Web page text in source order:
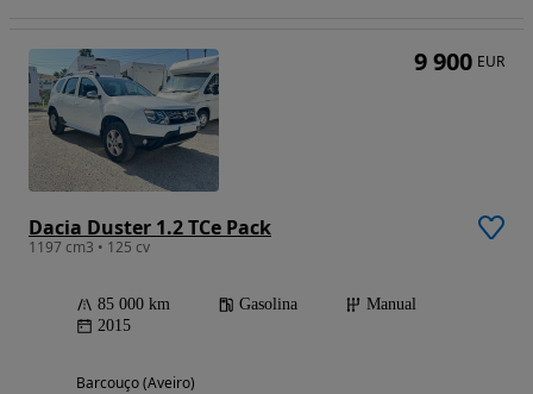
Dacia Duster 1.2 TCe Pack
1197 cm3 • 125 cv
85 000 km Gasolina
Manual
2015
Barcouço (Aveiro)
9 900 EUR